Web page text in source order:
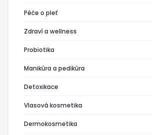
Péče o pleť
Zdraví a wellness
Probiotika
Manikúra a pedikúra
Detoxikace
Vlasová kosmetika
Dermokosmetika